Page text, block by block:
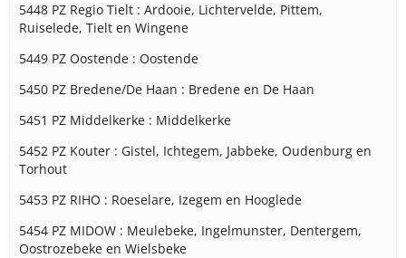
5448 PZ Regio Tielt : Ardooie, Lichtervelde, Pittem,
Ruiselede, Tielt en Wingene
5449 PZ Oostende : Oostende
5450 PZ Bredene/De Haan : Bredene en De Haan
5451 PZ Middelkerke : Middelkerke
5452 PZ Kouter : Gistel, Ichtegem, Jabbeke, Oudenburg en
Torhout
5453 PZ RIHO : Roeselare, Izegem en Hooglede
5454 PZ MIDOW : Meulebeke, Ingelmunster, Dentergem,
Oostrozebeke en Wielsbeke